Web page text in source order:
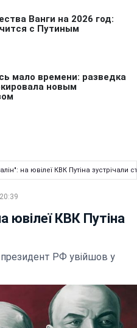
на ювілеї КВК Путіна зустрічали
ювілеї КВК Путіна
президент РФ увійшов у